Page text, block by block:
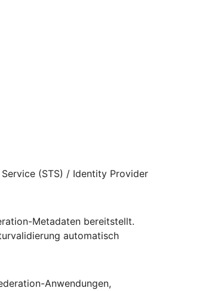
(STS) / Identity Provider
Metadaten bereitstellt.
automatisch
Anwendungen,